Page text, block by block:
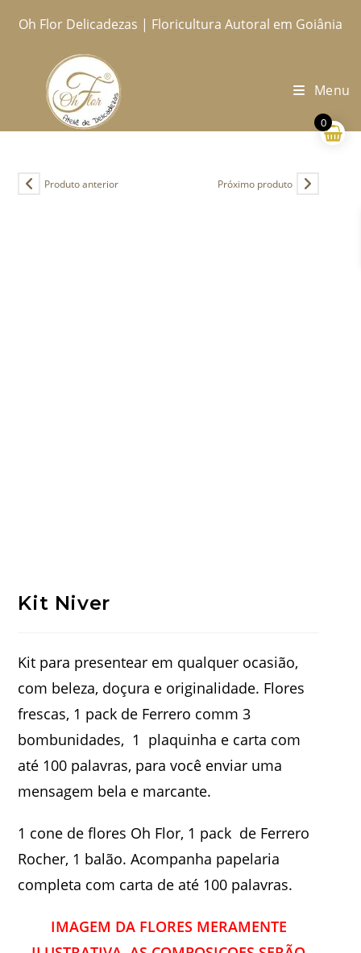
paraOh Flor Delicadezas | Floricultura Autoral em Goiânia
Menu
Produto anterior Próximo produto
Kit Niver
Kit para presentear em qualquer ocasião,
com beleza, doçura e originalidade. Flores
frescas, 1 pack de Ferrero comm 3
bombunidades, 1 plaquinha e carta com
até 100 palavras, para você enviar uma
mensagem bela e marcante.
1 cone de flores Oh Flor, 1 pack de Ferrero
Rocher, 1 balão. Acompanha papelaria
completa com carta de até 100 palavras.
IMAGEM DA FLORES MERAMENTE
0